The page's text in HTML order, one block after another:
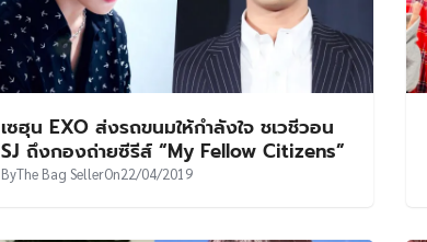
เซฮุน EXO ส่งรถขนมให้กำลังใจ ชเวชีวอน
SJ ถึงกองถ่ายซีรีส์ “My Fellow Citizens”
ByThe Bag SellerOn22/04/2019